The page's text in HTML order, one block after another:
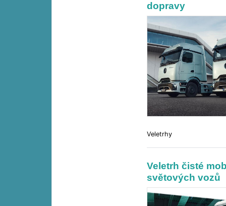
dopravy
Veletrhy
Veletrh čisté
světových vozů